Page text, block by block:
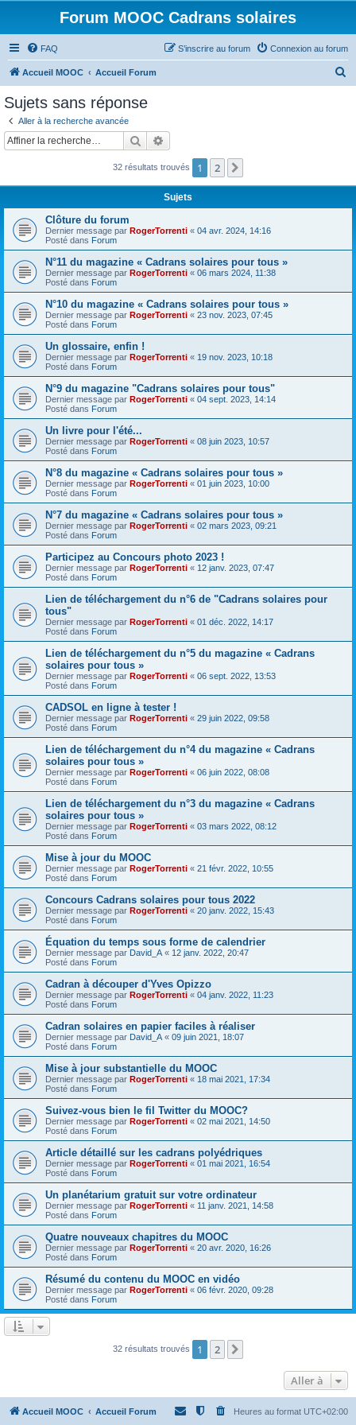
Forum MOOC Cadrans solaires
FAQ Connexion au forum
S’inscrire au forum
Accueil MOOC Accueil Forum
c
Sujets sans réponse
Aller à la recherche avancée
Rechercher
32 résultats trouvés 1 2
Sujets
Clôture du forum
Dernier message par RogerTorrenti « 04 avr. 2024, 14:16
Posté dans Forum
N°11 du magazine « Cadrans solaires pour tous »
Dernier message par RogerTorrenti « 06 mars 2024, 11:38
Posté dans Forum
N°10 du magazine « Cadrans solaires pour tous »
Dernier message par RogerTorrenti « 23 nov. 2023, 07:45
Posté dans Forum
Un glossaire, enfin !
Dernier message par RogerTorrenti « 19 nov. 2023, 10:18
Posté dans Forum
N°9 du magazine "Cadrans solaires pour tous"
Dernier message par RogerTorrenti « 04 sept. 2023, 14:14
Posté dans Forum
Un livre pour l'été...
Dernier message par RogerTorrenti « 08 juin 2023, 10:57
Posté dans Forum
N°8 du magazine « Cadrans solaires pour tous »
Dernier message par RogerTorrenti « 01 juin 2023, 10:00
Posté dans Forum
N°7 du magazine « Cadrans solaires pour tous »
Dernier message par RogerTorrenti « 02 mars 2023, 09:21
Posté dans Forum
Participez au Concours photo 2023 !
Dernier message par RogerTorrenti « 12 janv. 2023, 07:47
Posté dans Forum
Lien de téléchargement du n°6 de "Cadrans solaires pour
tous"
Dernier message par RogerTorrenti « 01 déc. 2022, 14:17
Posté dans Forum
Lien de téléchargement du n°5 du magazine « Cadrans
solaires pour tous »
Dernier message par RogerTorrenti « 06 sept. 2022, 13:53
Posté dans Forum
CADSOL en ligne à tester !
Dernier message par RogerTorrenti « 29 juin 2022, 09:58
Posté dans Forum
Lien de téléchargement du n°4 du magazine « Cadrans
solaires pour tous »
Dernier message par RogerTorrenti « 06 juin 2022, 08:08
Posté dans Forum
Lien de téléchargement du n°3 du magazine « Cadrans
solaires pour tous »
Dernier message par RogerTorrenti « 03 mars 2022, 08:12
Posté dans Forum
Mise à jour du MOOC
Dernier message par RogerTorrenti « 21 févr. 2022, 10:55
Posté dans Forum
Concours Cadrans solaires pour tous 2022
Dernier message par RogerTorrenti « 20 janv. 2022, 15:43
Posté dans Forum
Équation du temps sous forme de calendrier
Dernier message par David_A « 12 janv. 2022, 20:47
Posté dans Forum
Cadran à découper d'Yves Opizzo
Dernier message par RogerTorrenti « 04 janv. 2022, 11:23
Posté dans Forum
Cadran solaires en papier faciles à réaliser
Dernier message par David_A « 09 juin 2021, 18:07
Posté dans Forum
Mise à jour substantielle du MOOC
Dernier message par RogerTorrenti « 18 mai 2021, 17:34
Posté dans Forum
Suivez-vous bien le fil Twitter du MOOC?
Dernier message par RogerTorrenti « 02 mai 2021, 14:50
Posté dans Forum
Article détaillé sur les cadrans polyédriques
Dernier message par RogerTorrenti « 01 mai 2021, 16:54
Posté dans Forum
Un planétarium gratuit sur votre ordinateur
Dernier message par RogerTorrenti « 11 janv. 2021, 14:58
Posté dans Forum
Quatre nouveaux chapitres du MOOC
Dernier message par RogerTorrenti « 20 avr. 2020, 16:26
Posté dans Forum
Résumé du contenu du MOOC en vidéo
Dernier message par RogerTorrenti « 06 févr. 2020, 09:28
Posté dans Forum
32 résultats trouvés 1 2
Aller à
Accueil MOOC Accueil Forum Heures au format UTC+02:00